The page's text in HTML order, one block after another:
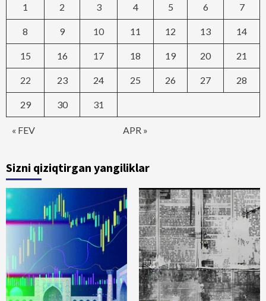
« FEV APR »
1 2 3 4 5 6 7
8 9 10 11 12 13 14
15 16 17 18 19 20 21
22 23 24 25 26 27 28
29 30 31
Sizni qiziqtirgan yangiliklar